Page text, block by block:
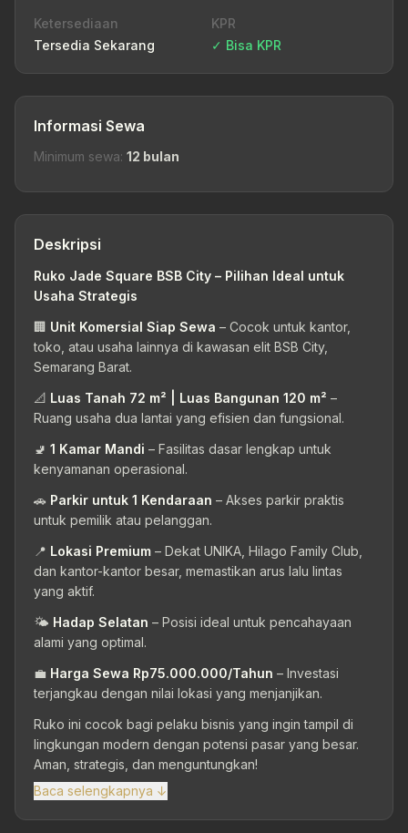
Ketersediaan
Tersedia Sekarang
KPR
✓ Bisa KPR
Informasi Sewa
Minimum sewa: 12 bulan
Deskripsi
Ruko Jade Square BSB City – Pilihan Ideal untuk
Usaha Strategis
🏢 Unit Komersial Siap Sewa – Cocok untuk kantor,
toko, atau usaha lainnya di kawasan elit BSB City,
Semarang Barat.
📐 Luas Tanah 72 m² | Luas Bangunan 120 m² –
Ruang usaha dua lantai yang efisien dan fungsional.
🚽 1 Kamar Mandi – Fasilitas dasar lengkap untuk
kenyamanan operasional.
🚗 Parkir untuk 1 Kendaraan – Akses parkir praktis
untuk pemilik atau pelanggan.
📍 Lokasi Premium – Dekat UNIKA, Hilago Family Club,
dan kantor-kantor besar, memastikan arus lalu lintas
yang aktif.
🌤️ Hadap Selatan – Posisi ideal untuk pencahayaan
alami yang optimal.
💼 Harga Sewa Rp75.000.000/Tahun – Investasi
terjangkau dengan nilai lokasi yang menjanjikan.
Ruko ini cocok bagi pelaku bisnis yang ingin tampil di
lingkungan modern dengan potensi pasar yang besar.
Aman, strategis, dan menguntungkan!
Baca selengkapnya ↓